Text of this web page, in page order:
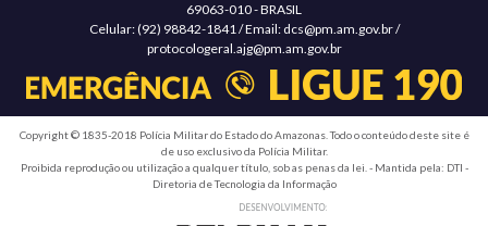
69063-010 - BRASIL
Celular: (92) 98842-1841 / Email: dcs@pm.am.gov.br /
protocologeral.ajg@pm.am.gov.br
Copyright © 1835-2018 Polícia Militar do Estado do Amazonas. Todo o conteúdo deste site é
de uso exclusivo da Polícia Militar.
Proibida reprodução ou utilização a qualquer título, sob as penas da lei. - Mantida pela: DTI -
Diretoria de Tecnologia da Informação